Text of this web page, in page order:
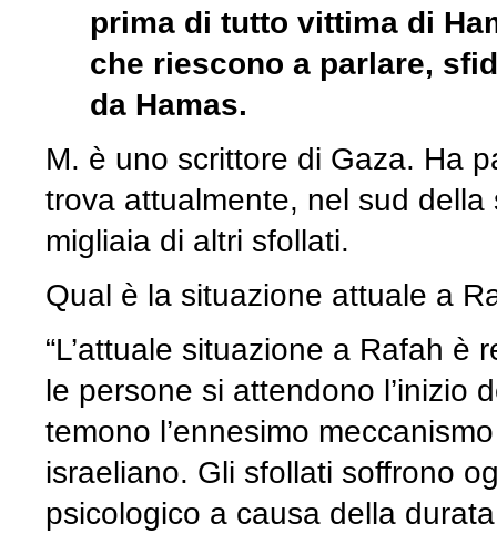
prima di tutto vittima di
che riescono a parlare,
da Hamas.
M. è uno scrittore di Gaza. Ha
trova attualmente, nel sud
migliaia di altri sfollati.
Qual è la situazione attuale a
“L’attuale situazione a Rafah
le persone si attendono l’inizio
temono l’ennesimo
israeliano. Gli sfollati soffrono
psicologico a causa della